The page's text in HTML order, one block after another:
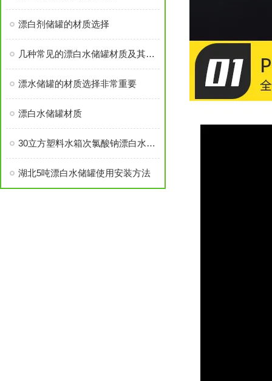
漂白剂储罐的材质选择
几种常见的漂白水储罐材质及其特点
漂水储罐的材质选择非常重要
漂白水储罐材质
30立方塑料水箱次氯酸钠漂白水储存罐
湖北5吨漂白水储罐使用安装方法